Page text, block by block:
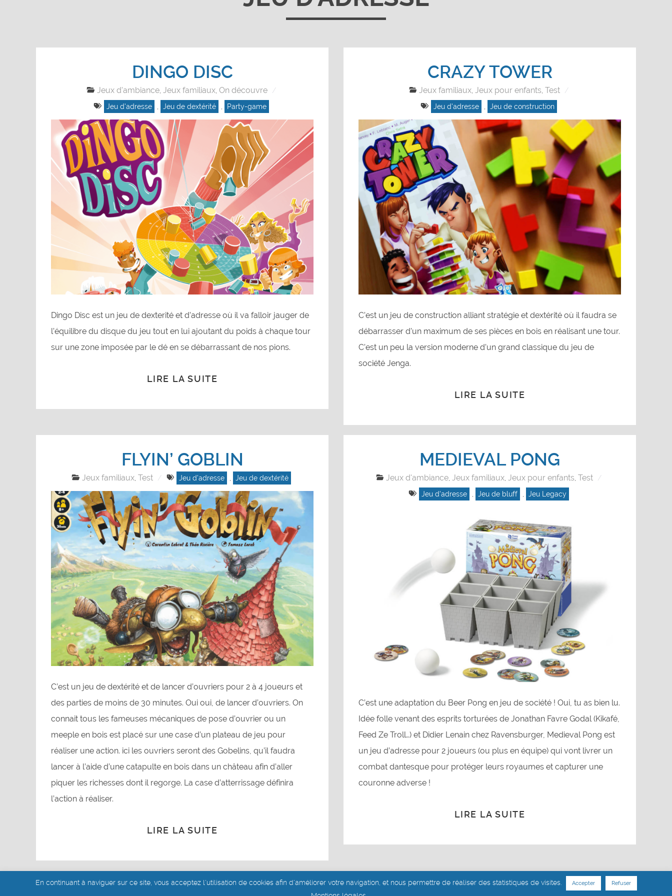
DINGO DISC
Jeux d'ambiance, Jeux familiaux, On découvre
Jeu d'adresse Jeu de dextérité Party-game
Dingo Disc est un jeu de dexterité et d’adresse où il va falloir jauger de
l’équilibre du disque du jeu tout en lui ajoutant du poids à chaque tour
sur une zone imposée par le dé en se débarrassant de nos pions.
LIRE LA SUITE
CRAZY TOWER
Jeux familiaux ,Jeux pour enfants Test
Jeu d'adresse Jeu de construction
C’est un jeu de construction alliant stratégie et dextérité où il faudra se
débarrasser d’un maximum de ses pièces en bois en réalisant une tour.
C’est un peu la version moderne d’un grand classique du jeu de
société Jenga.
LIRE LA SUITE
FLYIN’ GOBLIN
Jeux familiaux, Test Jeu d'adresse Jeu de dextérité
C’est un jeu de dextérité et de lancer d’ouvriers pour 2 à 4 joueurs et
des parties de moins de 30 minutes. Oui oui, de lancer d’ouvriers. On
connait tous les fameuses mécaniques de pose d’ouvrier ou un
meeple en bois est placé sur une case d’un plateau de jeu pour
réaliser une action. ici les ouvriers seront des Gobelins, qu’il faudra
lancer à l’aide d’une catapulte en bois dans un château afin d’aller
piquer les richesses dont il regorge. La case d’atterrissage définira
l’action à réaliser.
LIRE LA SUITE
MEDIEVAL PONG
Jeux d'ambiance ,Jeux familiaux ,Jeux pour enfants ,Test
Jeu d'adresse Jeu de bluff Jeu Legacy
C’est une adaptation du Beer Pong en jeu de société ! Oui, tu as bien lu.
Idée folle venant des esprits torturées de Jonathan Favre Godal (Kikafé,
Feed Ze Troll…) et Didier Lenain chez Ravensburger, Medieval Pong est
un jeu d’adresse pour 2 joueurs (ou plus en équipe) qui vont livrer un
combat dantesque pour protéger leurs royaumes et capturer une
couronne adverse !
LIRE LA SUITE
© akoa tujou 2019 - 2026- Mentions légales Site réalisé par Aurélie Dits
En continuant à naviguer sur ce site, vous acceptez l'utilisation de cookies afin d'améliorer votre navigation, et nous permettre de réaliser des statistiques de visites. Accepter Refuser